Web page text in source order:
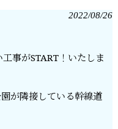
2022/08/26
事がSTART！いたしま
が隣接している幹線道